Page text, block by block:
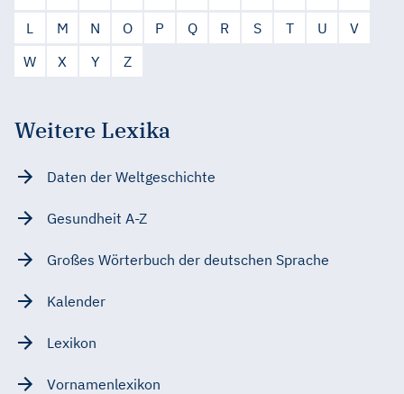
L
M N O P Q R S T U
V
W
X Y Z
Weitere Lexika
Daten der Weltgeschichte
Gesundheit A-Z
Großes Wörterbuch der deutschen Sprache
Kalender
Lexikon
Vornamenlexikon